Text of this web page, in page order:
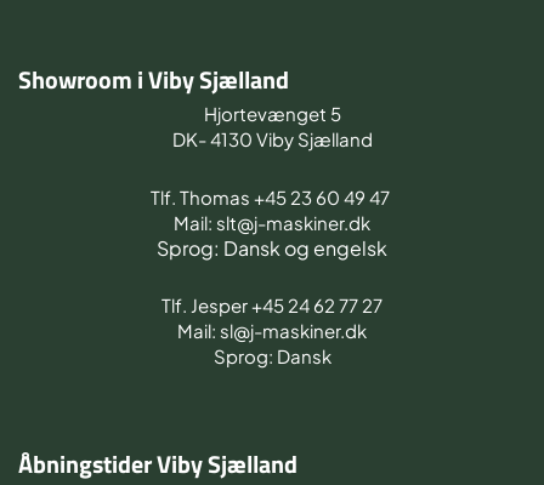
Showroom i Viby Sjælland
Hjortevænget 5
DK- 4130 Viby Sjælland
Tlf. Thomas +45 23 60 49 47
Mail: slt@j-maskiner.dk
Sprog: Dansk og engelsk
Tlf. Jesper +45 24 62 77 27
Mail: sl@j-maskiner.dk
Sprog: Dansk
Åbningstider Viby Sjælland